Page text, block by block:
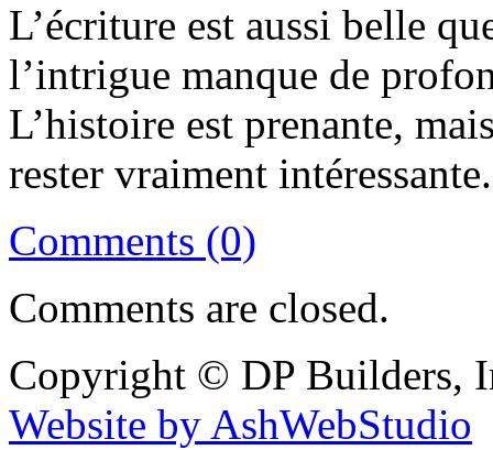
L’écriture est aussi belle
l’intrigue manque de
L’histoire est prenante,
rester vraiment intéressante.
Comments (0)
Comments are closed.
Copyright © DP Builders,
Website by AshWebStudio